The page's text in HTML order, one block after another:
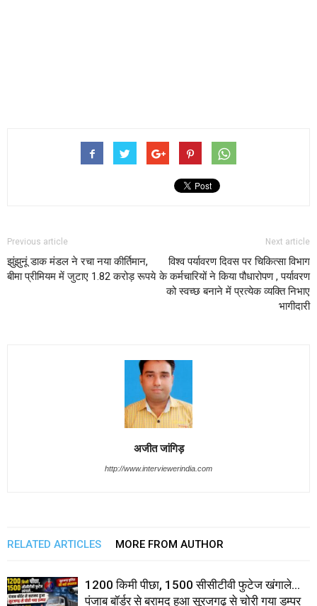
Previous article
झुंझुनूं डाक मंडल ने रचा नया कीर्तिमान,
बीमा प्रीमियम में जुटाए 1.82 करोड़ रूपये
Next article
विश्व पर्यावरण दिवस पर चिकित्सा विभाग
के कर्मचारियों ने किया पौधारोपण , पर्यावरण
को स्वच्छ बनाने में प्रत्येक व्यक्ति निभाए
भागीदारी
अजीत जांगिड़
http://www.interviewerindia.com
RELATED ARTICLES MORE FROM AUTHOR
1200 किमी पीछा, 1500 सीसीटीवी फुटेज खंगाले…
पंजाब बॉर्डर से बरामद हुआ सूरजगढ़ से चोरी गया डम्पर